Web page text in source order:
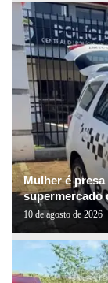
Mulher é
supermercado
10 de agosto de 2026